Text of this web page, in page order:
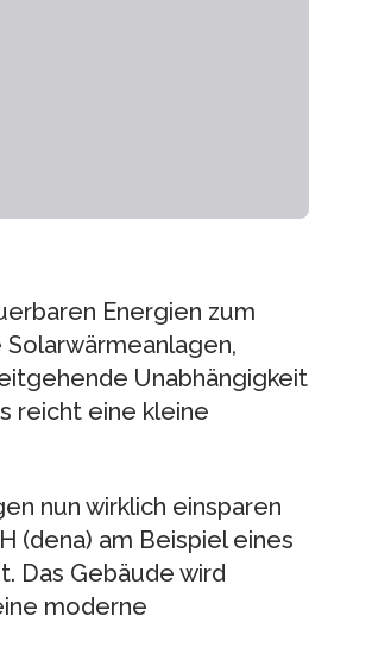
Energien zum
Unabhängigkeit
reicht eine kleine
nun wirklich einsparen
(dena) am Beispiel eines
Das Gebäude wird
moderne